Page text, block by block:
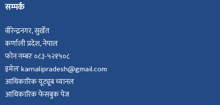
सम्पर्क
वीरेन्द्रनगर, सुर्खेत
कर्णाली प्रदेश, नेपाल
फोन नम्बरः ०८३-५२१५०८
इमेलः karnalipradesh@gmail.com
आधिकारिक यूट्यूब च्यानल
आधिकारिक फेसबुक पेज